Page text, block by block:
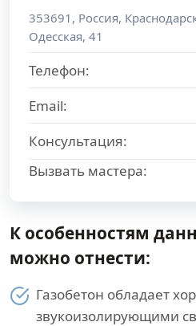
353691 , Россия,
Одесская, 41
Телефон:
Email:
Консультация:
Вызвать мастера:
К особенностям
можно отнести:
Газобетон обладает
звукоизолирующими